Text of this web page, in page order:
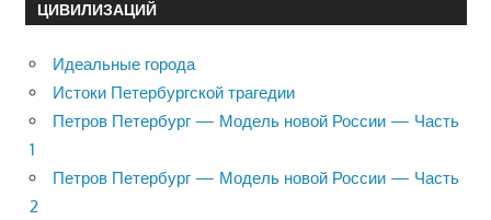
ЦИВИЛИЗАЦИЙ
Идеальные города
Истоки Петербургской трагедии
Петров Петербург — Модель новой России — Часть
1
Петров Петербург — Модель новой России — Часть
2